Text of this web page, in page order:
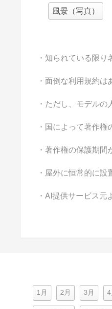
風景（写真）
・知られている限
・面倒な利用規約
・ただし、モデル
・国によって著作
・著作権の保護期
・屋外に恒常的に
・AI提供サービス
1月 2月 3月 4